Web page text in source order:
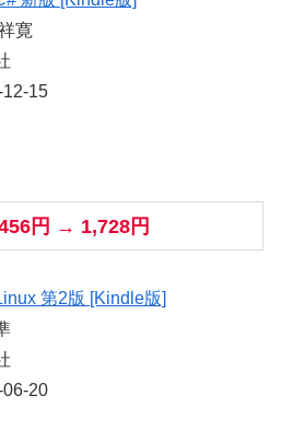
寛
12-15
円 → 1,728円
第2版 [Kindle版]
06-20